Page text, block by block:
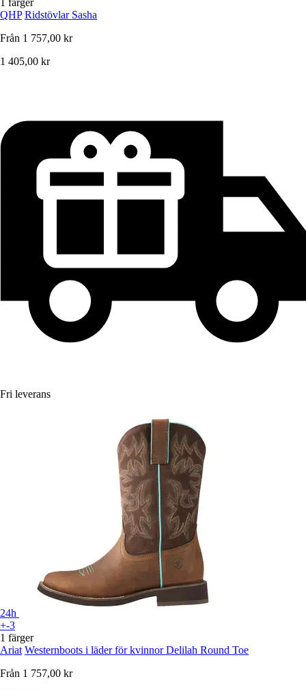
1 färger
QHP Ridstövlar Sasha
Från 1 757,00 kr
1 405,00 kr
Fri leverans
24h
+-3
1 färger
Ariat Westernboots i läder för kvinnor Delilah Round Toe
Från 1 757,00 kr